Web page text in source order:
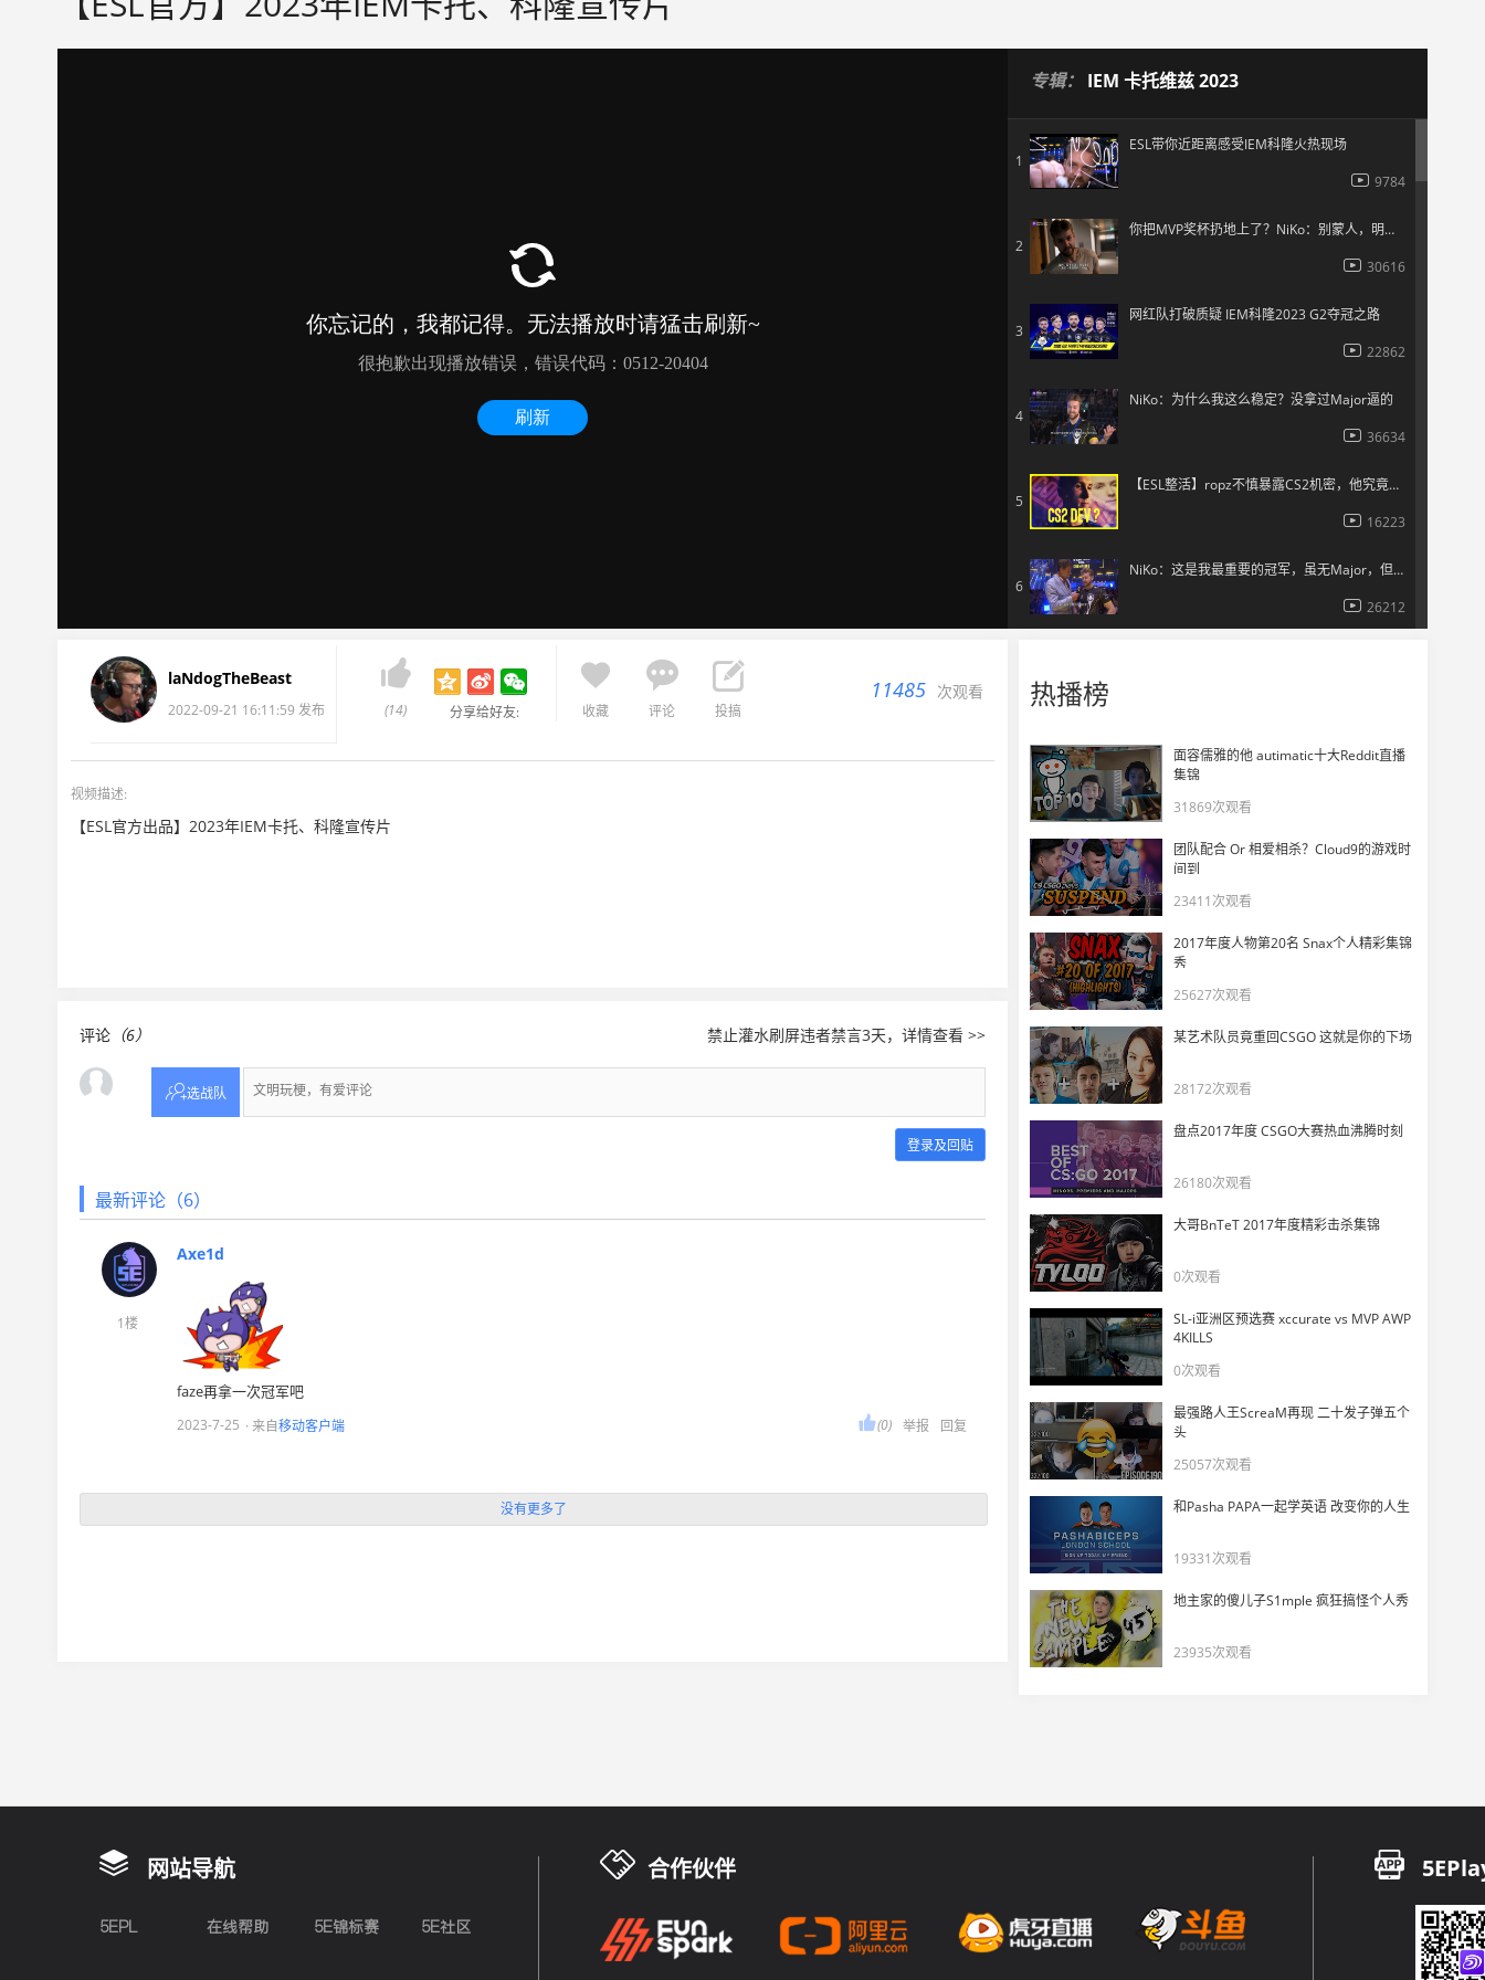
专辑： IEM 卡托维兹 2023
1
ESL带你近距离感受IEM科隆火热现场
9784
2
你把MVP奖杯扔地上了？NiKo：别蒙人，明明是你扔的
30616
3
网红队打破质疑 IEM科隆2023 G2夺冠之路
22862
4
NiKo：为什么我这么稳定？没拿过Major逼的
36634
5
【ESL整活】ropz不慎暴露CS2机密，他究竟在隐藏什么？
16223
6
NiKo：这是我最重要的冠军，虽无Major，但我有它
26212
13690
12663
【IEM科隆决赛】ENCE G2登台
HooXi神の宣告：喷我的人根本不懂CSGO
NiKo：ENCE应该惧怕这个泰然自若的我
【Astralis vs G2】又是2v5！jks和hunter拿下2V5残局
【Astralis vs G2】device大狙四杀表演为上半场画下句号
10856
22
laNdogTheBeast
2022-09-21 16:11:59 发布

(14) 分享给好友:

收藏

评论

投搞
11485 次观看
视频描述:
【ESL官方出品】2023年IEM卡托、科隆宣传片
禁止灌水刷屏违者禁言3天，详情查看 >>
评论 （6）
选战队
登录及回贴
最新评论（6）
1楼
Axe1d
faze再拿一次冠军吧
2023-7-25 · 来自移动客户端 回复
举报
(0)
没有更多了
热播榜
面容儒雅的他 autimatic十大Reddit直播
集锦
31869次观看
团队配合 Or 相爱相杀？Cloud9的游戏时
间到
23411次观看
2017年度人物第20名 Snax个人精彩集锦
秀
25627次观看
某艺术队员竟重回CSGO 这就是你的下场
28172次观看
盘点2017年度 CSGO大赛热血沸腾时刻
26180次观看
大哥BnTeT 2017年度精彩击杀集锦
0次观看
SL-i亚洲区预选赛 xccurate vs MVP AWP
4KILLS
0次观看
最强路人王ScreaM再现 二十发子弹五个
头
25057次观看
和Pasha PAPA一起学英语 改变你的人生
19331次观看
地主家的傻儿子S1mple 疯狂搞怪个人秀
23935次观看
网站导航
5EPL 在线帮助 5E锦标赛 5E社区
合作伙伴